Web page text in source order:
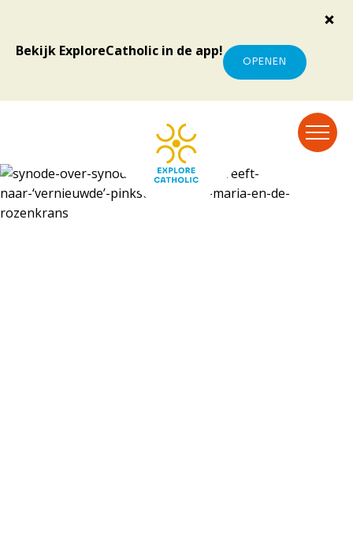
Bekijk ExploreCatholic in de app!
OPENEN